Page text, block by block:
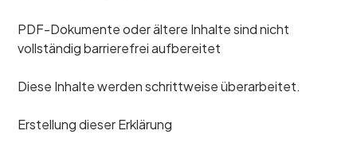
PDF-Dokumente oder ältere Inhalte sind nicht
vollständig barrierefrei aufbereitet
Diese Inhalte werden schrittweise überarbeitet.
Erstellung dieser Erklärung